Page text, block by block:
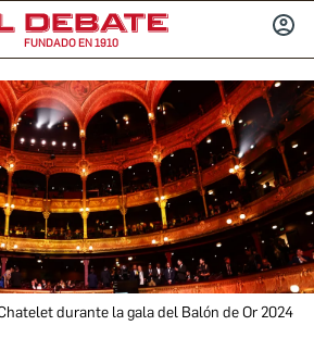
FUNDADO EN 1910
durante la gala del Balón de Or 2024